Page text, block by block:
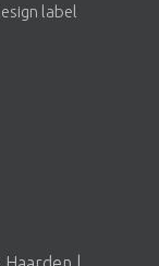
label